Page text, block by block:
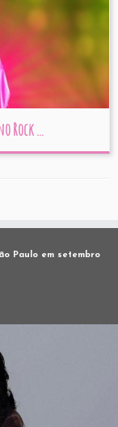
Rock ...
Paulo em setembro